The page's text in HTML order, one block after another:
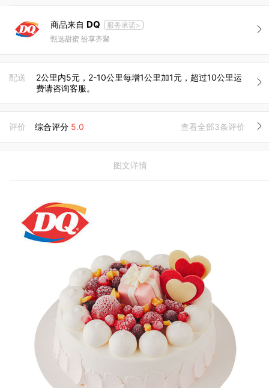
商品来自 DQ
服务承诺>
甄选甜蜜 纷享齐聚
配送
2公里内5元，2-10公里每增1公里加1元，超过10公里运
费请咨询客服。
评价 综合评分 5.0 查看全部3条评价
图文详情